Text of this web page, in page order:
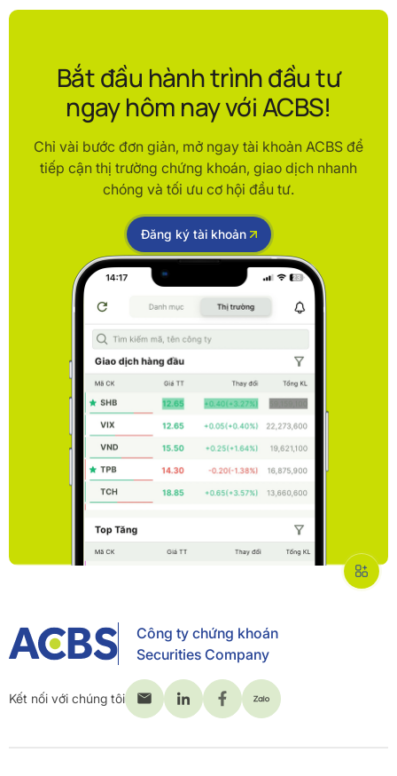
Bắt đầu hành trình đầu tư
ngay hôm nay với ACBS!
Chỉ vài bước đơn giản, mở ngay tài khoản ACBS để
tiếp cận thị trường chứng khoán, giao dịch nhanh
chóng và tối ưu cơ hội đầu tư.
Đăng ký tài khoản
Công ty chứng khoán
Securities Company
Kết nối với chúng tôi